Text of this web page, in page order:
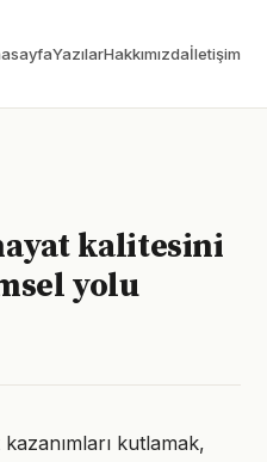
YazılarHakkımızdaİletişim
kalitesini
yolu
kutlamak,